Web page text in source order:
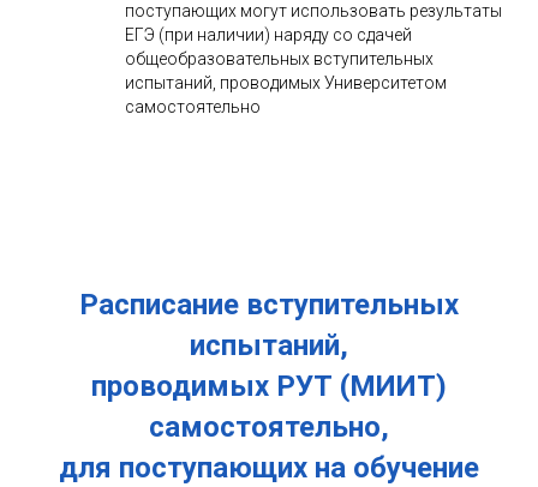
поступающих могут использовать результаты
ЕГЭ (при наличии) наряду со сдачей
общеобразовательных вступительных
испытаний, проводимых Университетом
самостоятельно
Расписание вступительных
испытаний,
проводимых РУТ (МИИТ)
самостоятельно,
для поступающих на обучение